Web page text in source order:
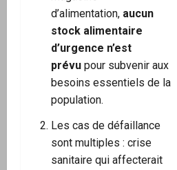
d’alimentation, aucun
stock alimentaire
d’urgence n’est
prévu pour subvenir aux
besoins essentiels de la
population.
Les cas de défaillance
sont multiples : crise
sanitaire qui affecterait